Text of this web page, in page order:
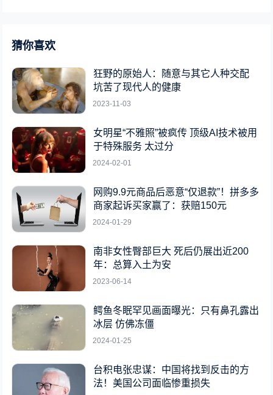
猜你喜欢
狂野的原始人：随意与其它人种交配
坑苦了现代人的健康
2023-11-03
女明星“不雅照”被疯传 顶级AI技术被用
于特殊服务 太过分
2024-02-01
网购9.9元商品后恶意“仅退款”！拼多多
商家起诉买家赢了：获赔150元
2024-01-29
南非女性臀部巨大 死后仍展出近200
年：总算入土为安
2023-06-14
鳄鱼冬眠罕见画面曝光：只有鼻孔露出
冰层 仿佛冻僵
2024-01-25
台积电张忠谋：中国将找到反击的方
法！美国公司面临惨重损失